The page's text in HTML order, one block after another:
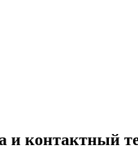
и контактный